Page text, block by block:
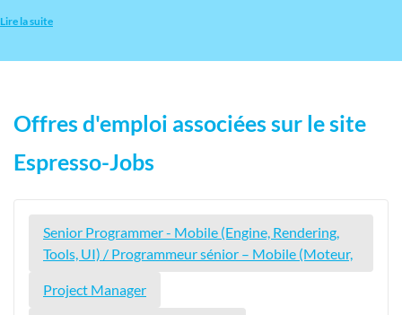
Lire la suite
Offres d'emploi associées sur le site
Espresso-Jobs
Senior Programmer - Mobile (Engine, Rendering,
Tools, UI) / Programmeur sénior – Mobile (Moteur,
Project Manager